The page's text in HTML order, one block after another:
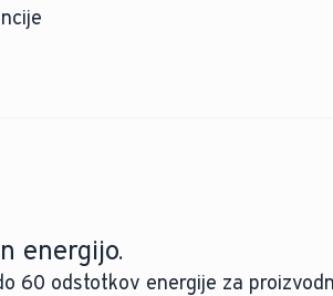
energijo.
60 odstotkov energije za